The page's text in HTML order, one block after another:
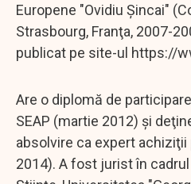
Europene "Ovidiu Şincai"
Strasbourg, Franţa, 2007-
publicat pe site-ul https://
Are o diplomă de
SEAP (martie 2012) şi
absolvire ca expert
2014). A fost jurist în